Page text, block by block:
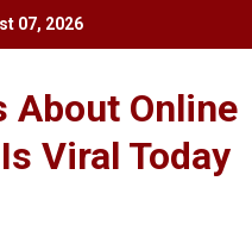
07, 2026
About Online
Viral Today